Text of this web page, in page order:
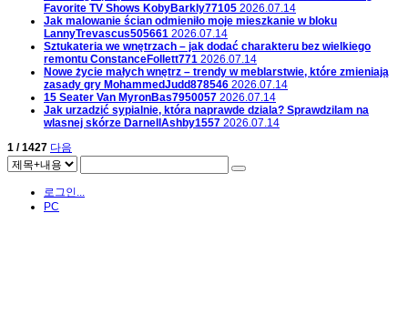
Favorite TV Shows KobyBarkly77105 2026.07.14
Jak malowanie ścian odmieniło moje mieszkanie w bloku
LannyTrevascus505661 2026.07.14
Sztukateria we wnętrzach – jak dodać charakteru bez wielkiego
remontu ConstanceFollett771 2026.07.14
Nowe życie małych wnętrz – trendy w meblarstwie, które zmieniają
zasady gry MohammedJudd878546 2026.07.14
15 Seater Van MyronBas7950057 2026.07.14
Jak urzadzić sypialnie, która naprawde dziala? Sprawdzilam na
wlasnej skórze DarnellAshby1557 2026.07.14
1 / 1427 다음
로그인...
PC